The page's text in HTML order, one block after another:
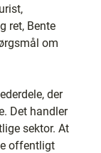
ret, Bente
om
der
Det handler
sektor. At
offentligt